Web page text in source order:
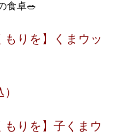
食卓🥗
もりを】くまウッ
もりを】子くまウ